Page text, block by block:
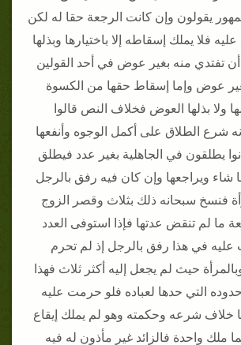
يقولون وإن كانت الرجعة حقا له لكن
فلا يملك إسقاطه إلا باختيارها وبذلها
أن تفتدي منه بغير عوض في أحد القولين
عوض وإما إسقاط حقها من الكسوة
ولا بذلها العوض فخلاف النص قالوا
شرع الطلاق على أكمل الوجوه وأنفعها
يطلقون في الجاهلية بغير عدد فيطلق
شاء ويراجعها وإن كان فيه رفق بالرجل
فنسخ سبحانه ذلك بثلاث وقصر الزوج
ما لم تنقض عدتها فإذا استوفى العدد
في هذا رفق بالرجل إذ لم تحرم
حيث لم يجعل إليه أكثر ثلاث فهذا
التي حدها لعباده فلو حرمت عليه
خلاف شرعه وحكمته وهو لم يملك إيقاع
ملك واحدة فالزائد غير مأذون له فيه